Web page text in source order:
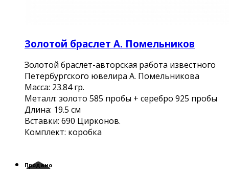
Золотой браслет А. Помельников
Золотой браслет-авторская работа известного
Петербургского ювелира А. Помельникова
Масса: 23.84 гр.
Металл: золото 585 пробы + серебро 925 пробы
Длина: 19.5 см
Вставки: 690 Цирконов.
Комплект: коробка
Продано